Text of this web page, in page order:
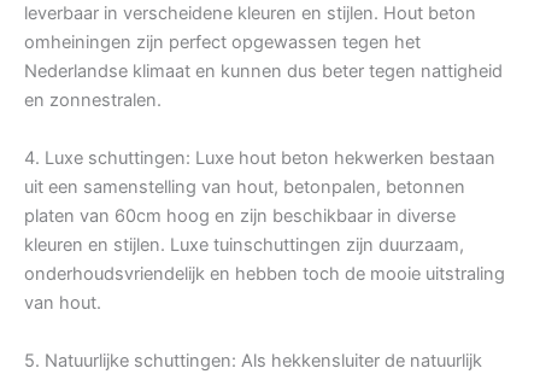
leverbaar in verscheidene kleuren en stijlen. Hout beton
omheiningen zijn perfect opgewassen tegen het
Nederlandse klimaat en kunnen dus beter tegen nattigheid
en zonnestralen.
4. Luxe schuttingen: Luxe hout beton hekwerken bestaan
uit een samenstelling van hout, betonpalen, betonnen
platen van 60cm hoog en zijn beschikbaar in diverse
kleuren en stijlen. Luxe tuinschuttingen zijn duurzaam,
onderhoudsvriendelijk en hebben toch de mooie uitstraling
van hout.
5. Natuurlijke schuttingen: Als hekkensluiter de natuurlijk